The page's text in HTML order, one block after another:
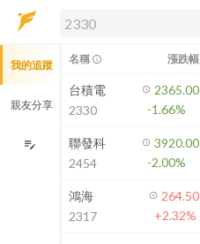
解鎖即時行情及進階功能
方案」，即可解鎖以下功能：
即時行情
即時市況與排行
成交金額熱力圖
前往方案訂閱
如何綁定合作券商
我的追蹤
親友分享
edit_note
名稱 info_outline 漲跌幅
台積電
2330
2365.00
-1.66%
聯發科
2454
3920.00
-2.00%
鴻海
2317
264.50
+2.32%